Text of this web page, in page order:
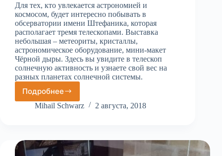
Для тех, кто увлекается астрономией и
космосом, будет интересно побывать в
обсерватории имени Штефаника, которая
располагает тремя телескопами. Выставка
небольшая – метеориты, кристаллы,
астрономическое оборудование, мини-макет
Чёрной дыры. Здесь вы увидите в телескоп
солнечную активность и узнаете свой вес на
разных планетах солнечной системы.
ПодробнееОбсерватория
имени
Mihail Schwarz 2 августа, 2018